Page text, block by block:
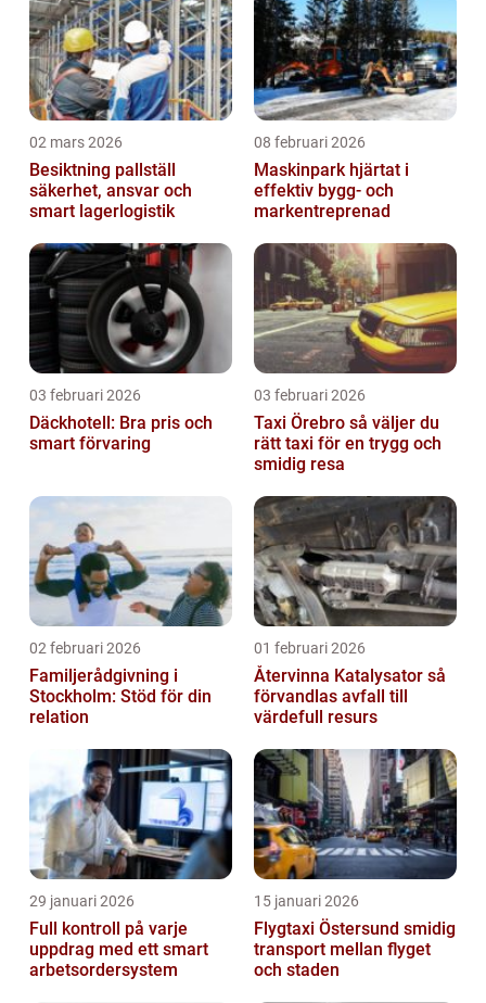
02 mars 2026
Besiktning pallställ
säkerhet, ansvar och
smart lagerlogistik
08 februari 2026
Maskinpark hjärtat i
effektiv bygg- och
markentreprenad
03 februari 2026
Däckhotell: Bra pris och
smart förvaring
03 februari 2026
Taxi Örebro så väljer du
rätt taxi för en trygg och
smidig resa
02 februari 2026
Familjerådgivning i
Stockholm: Stöd för din
relation
01 februari 2026
Återvinna Katalysator så
förvandlas avfall till
värdefull resurs
29 januari 2026
Full kontroll på varje
uppdrag med ett smart
arbetsordersystem
15 januari 2026
Flygtaxi Östersund smidig
transport mellan flyget
och staden